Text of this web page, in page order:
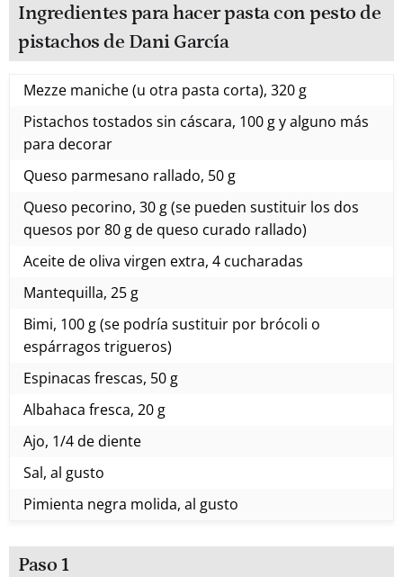
Ingredientes para hacer pasta con pesto de
pistachos de Dani García
Mezze maniche (u otra pasta corta), 320 g
Pistachos tostados sin cáscara, 100 g y alguno más
para decorar
Queso parmesano rallado, 50 g
Queso pecorino, 30 g (se pueden sustituir los dos
quesos por 80 g de queso curado rallado)
Aceite de oliva virgen extra, 4 cucharadas
Mantequilla, 25 g
Bimi, 100 g (se podría sustituir por brócoli o
espárragos trigueros)
Espinacas frescas, 50 g
Albahaca fresca, 20 g
Ajo, 1/4 de diente
Sal, al gusto
Pimienta negra molida, al gusto
Paso 1